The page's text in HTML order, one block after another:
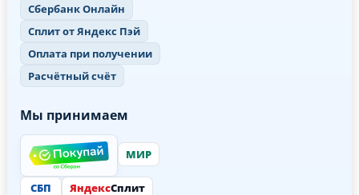
Сбербанк Онлайн
Сплит от Яндекс Пэй
Оплата при получении
Расчётный счёт
Мы принимаем
МИР
СБП ЯндексСплит